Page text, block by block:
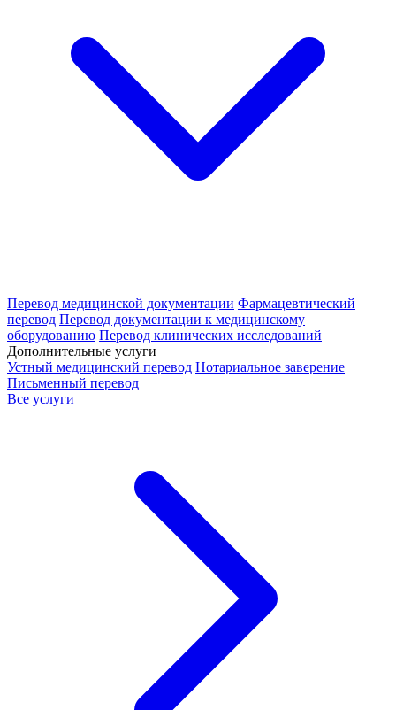
Перевод медицинской документации Фармацевтический
перевод Перевод документации к медицинскому
оборудованию Перевод клинических исследований
Дополнительные услуги
Устный медицинский перевод Нотариальное заверение
Письменный перевод
Все услуги